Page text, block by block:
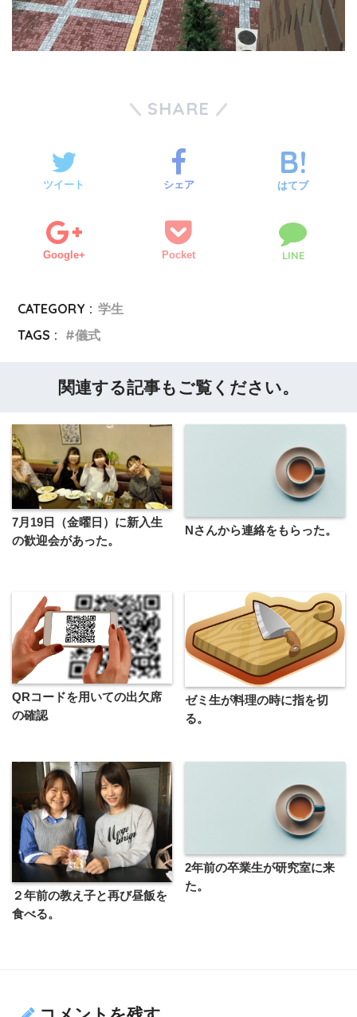
SHARE
ツイート シェア はてブ
Google+ Pocket LINE
CATEGORY : 学生
TAGS :
儀式
関連する記事もご覧ください。
7月19日（金曜日）に新入生
の歓迎会があった。
Nさんから連絡をもらった。
QRコードを用いての出欠席
の確認
ゼミ生が料理の時に指を切
る。
２年前の教え子と再び昼飯を
食べる。
2年前の卒業生が研究室に来
た。